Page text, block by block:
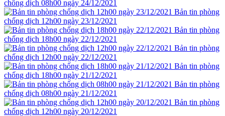
chống dịch 08h00 ngày 24/12/2021
Bản tin phòng
chống dịch 12h00 ngày 23/12/2021
Bản tin phòng
chống dịch 18h00 ngày 22/12/2021
Bản tin phòng
chống dịch 12h00 ngày 22/12/2021
Bản tin phòng
chống dịch 18h00 ngày 21/12/2021
Bản tin phòng
chống dịch 08h00 ngày 21/12/2021
Bản tin phòng
chống dịch 12h00 ngày 20/12/2021